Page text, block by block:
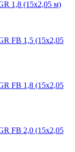
1,8 (15х2,05 м)
FB 1,5 (15х2,05
FB 1,8 (15х2,05
FB 2,0 (15х2,05